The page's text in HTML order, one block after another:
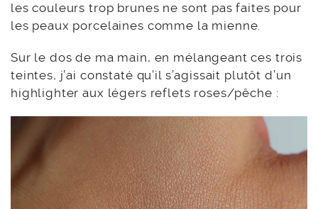
les couleurs trop brunes ne sont pas faites pour
les peaux porcelaines comme la mienne.
Sur le dos de ma main, en mélangeant ces trois
teintes, j’ai constaté qu’il s’agissait plutôt d’un
highlighter aux légers reflets roses/pêche :